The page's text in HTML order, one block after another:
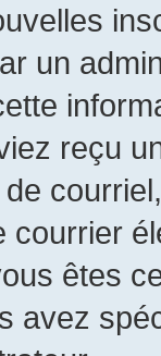
un
reçu
courrier
êtes
avez